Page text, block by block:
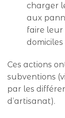
charger
aux
faire leur
Ces actions
subventions
par les
d’artisanat).